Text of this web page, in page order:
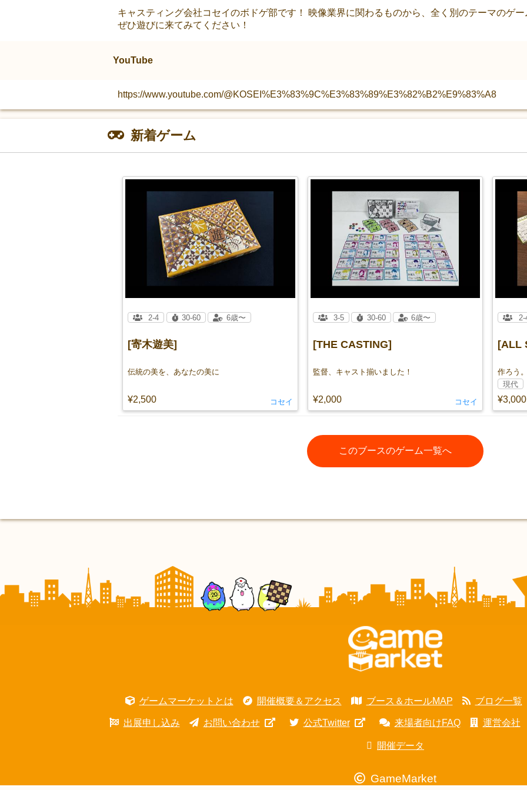
キャスティング会社コセイのボドゲ部です！ 映像業界に関わるものから、全く別のテーマのゲ
ぜひ遊びに来てみてください！
YouTube
https://www.youtube.com/@KOSEI%E3%83%9C%E3%83%89%E3%82%B2%E9%83%A8
新着ゲーム
[寄木遊美]
伝統の美を、あなたの美に
¥2,500
2-4 30-60 6歳〜
コセイ
[THE CASTING]
監督、キャスト揃いました！
¥2,000
3-5 30-60 6歳〜
コセイ
[ALL
作ろう
¥3,000
2-
現代
このブースのゲーム一覧へ
ゲームマーケットとは 開催概要＆アクセス ブース＆ホールMAP ブログ一覧
出展申し込み お問い合わせ 公式Twitter 来場者向けFAQ 運営会社
開催データ
GameMarket